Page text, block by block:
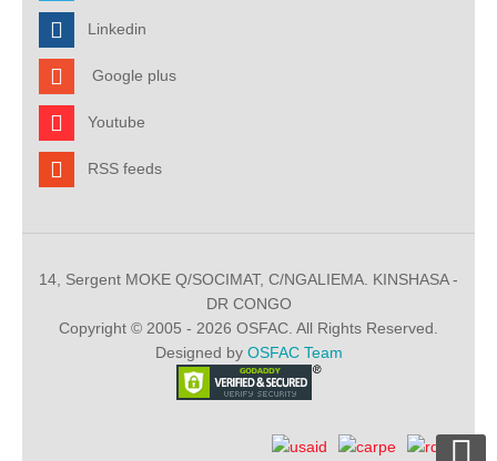
Linkedin
Google plus
Youtube
RSS feeds
14, Sergent MOKE Q/SOCIMAT, C/NGALIEMA. KINSHASA -
DR CONGO
Copyright © 2005 - 2026 OSFAC. All Rights Reserved.
Designed by OSFAC Team